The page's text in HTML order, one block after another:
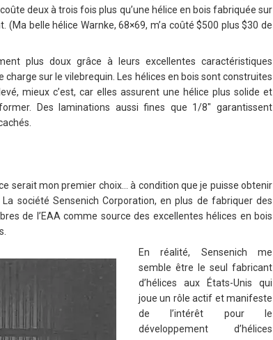
deux à trois fois plus qu’une hélice en bois fabriquée sur
belle hélice Warnke, 68×69, m’a coûté $500 plus $30 de
plus doux grâce à leurs excellentes caractéristiques
sur le vilebrequin. Les hélices en bois sont construites
mieux c’est, car elles assurent une hélice plus solide et
Des laminations aussi fines que 1/8″ garantissent
serait mon premier choix… à condition que je puisse obtenir
société Sensenich Corporation, en plus de fabriquer des
de l’EAA comme source des excellentes hélices en bois
En réalité, Sensenich me
semble être le seul fabricant
d’hélices aux États-Unis qui
joue un rôle actif et manifeste
de l’intérêt pour le
développement d’hélices